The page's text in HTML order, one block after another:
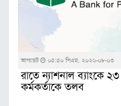
আপডেট ০৪:৪০ পিএম, ২০২৬-০৮-০৩
রাতে ন্যাশনাল ব্যাংকে
কর্মকর্তাকে তলব